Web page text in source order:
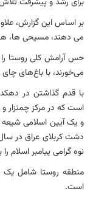
بر اساس این گزارش،
می دهند، مسیحی ها،
حس آرامش کلی روستا را
می‌خورند، با باغ‌های
با قدم گذاشتن در
است که در مرکز چمنزار
و یک آیین اسلامی
نوه گرامی پیامبر اسلام
منطقه روستا شامل یک
است.